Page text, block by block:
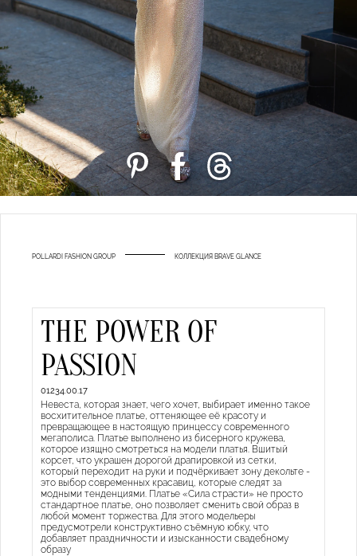
POLLARDI FASHION GROUP КОЛЛЕКЦИЯ BRAVE GLANCE
THE POWER OF
PASSION
01234.00.17
Невеста, которая знает, чего хочет, выбирает именно такое
восхитительное платье, оттеняющее её красоту и
превращающее в настоящую принцессу современного
мегаполиса. Платье выполнено из бисерного кружева,
которое изящно смотреться на модели платья. Вшитый
корсет, что украшен дорогой драпировкой из сетки,
который переходит на руки и подчёркивает зону декольте -
это выбор современных красавиц, которые следят за
модными тенденциями. Платье «Сила страсти» не просто
стандартное платье, оно позволяет сменить свой образ в
любой момент торжества. Для этого модельеры
предусмотрели конструктивно съёмную юбку, что
добавляет праздничности и изысканности свадебному
образу